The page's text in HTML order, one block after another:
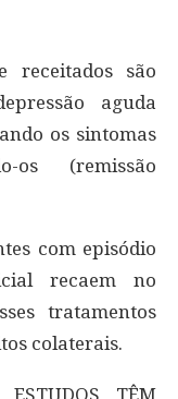
receitados são
aguda
os sintomas
os (remissão
com episódio
recaem no
tratamentos
colaterais.
TÊM